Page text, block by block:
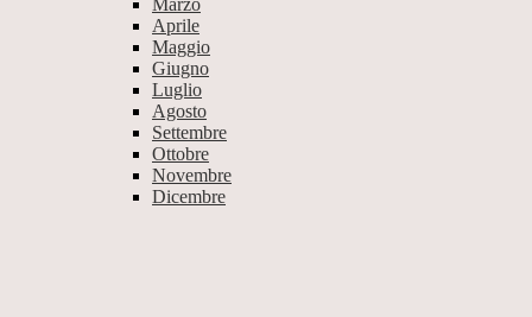
Marzo
Aprile
Maggio
Giugno
Luglio
Agosto
Settembre
Ottobre
Novembre
Dicembre